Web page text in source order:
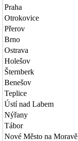
Praha
Otrokovice
Přerov
Brno
Ostrava
Holešov
Šternberk
Benešov
Teplice
Ústí nad Labem
Nýřany
Tábor
Nové Město na Moravě